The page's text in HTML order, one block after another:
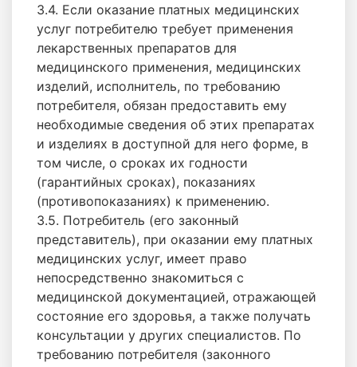
3.4. Если оказание платных медицинских
услуг потребителю требует применения
лекарственных препаратов для
медицинского применения, медицинских
изделий, исполнитель, по требованию
потребителя, обязан предоставить ему
необходимые сведения об этих препаратах
и изделиях в доступной для него форме, в
том числе, о сроках их годности
(гарантийных сроках), показаниях
(противопоказаниях) к применению.
3.5. Потребитель (его законный
представитель), при оказании ему платных
медицинских услуг, имеет право
непосредственно знакомиться с
медицинской документацией, отражающей
состояние его здоровья, а также получать
консультации у других специалистов. По
требованию потребителя (законного